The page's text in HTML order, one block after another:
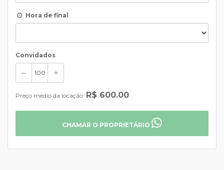
Hora de final
Convidados
Preço médio da locação: R$ 600.00
CHAMAR O PROPRIETÁRIO